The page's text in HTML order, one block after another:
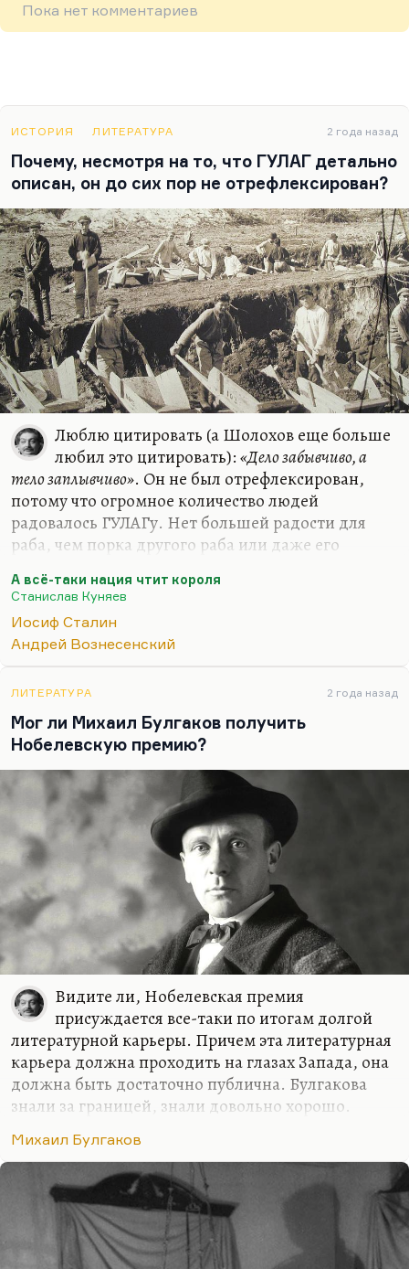
Пока нет комментариев
ИСТОРИЯ ЛИТЕРАТУРА 2 года назад
Почему, несмотря на то, что ГУЛАГ детально
описан, он до сих пор не отрефлексирован?
Люблю цитировать (а Шолохов еще больше
любил это цитировать):«Дело забывчиво, а
тело заплывчиво». Он не был отрефлексирован,
потому что огромное количество людей
радовалось ГУЛАГу. Нет большей радости для
раба, чем порка другого раба или даже его
Слепакова в поэме «Гамлет, император
всероссийский» (это поэма о Павле Первом,
определение Герцена, вынесенное ею в заглавие):
отнята у одного, она милей становится другому»
действительно так. И для раба нет больше
радости, чем ссылка, тюрьма или казнь другого
раба, а иногда – надсмотрщика. Об этом тоже
позаботились. Иными…
А всё-таки нация чтит короля
Станислав Куняев
Иосиф Сталин
Андрей Вознесенский
ЛИТЕРАТУРА 2 года назад
Мог ли Михаил Булгаков получить
Нобелевскую премию?
Видите ли, Нобелевская премия
присуждается все-таки по итогам долгой
литературной карьеры. Причем эта литературная
карьера должна проходить на глазах Запада, она
должна быть достаточно публична. Булгакова
знали за границей, знали довольно хорошо.
его пьесы – без его разрешения, без отчисления
ему каких-либо гонораров. Булгаков был,
безусловно, знаменит в узких кругах. Его хорошо
знала русская эмиграция по обе стороны океана.
Булгакова любили, Булгаковым восхищались
понимающие толк в театре артисты и режиссеры.
Михаил Булгаков